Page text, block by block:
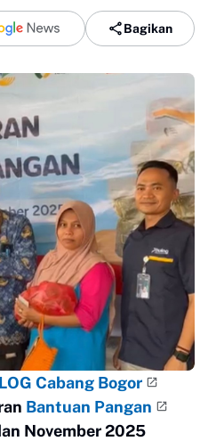
Bagikan
Cabang Bogor
Bantuan Pangan
November 2025